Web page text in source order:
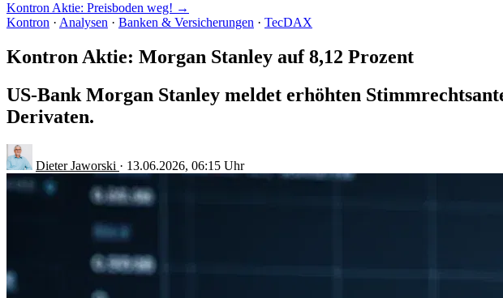
Kontron Aktie: Preisboden weg! →
Kontron · Analysen · Banken & Versicherungen · TecDAX
Kontron Aktie: Morgan Stanley auf 8,12 Prozent
US-Bank Morgan Stanley meldet erhöhten
Derivaten.
Dieter Jaworski · 13.06.2026, 06:15 Uhr